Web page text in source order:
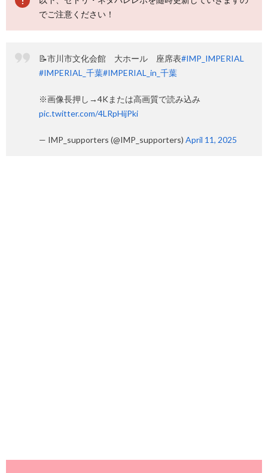
でご注意ください！
📝市川市文化会館 大ホール 座席表#IMP_IMPERIAL
#IMPERIAL_千葉#IMPERIAL_in_千葉
※画像長押し→4Kまたは高画質で読み込み
pic.twitter.com/4LRpHijPki
— IMP_supporters (@IMP_supporters) April 11, 2025